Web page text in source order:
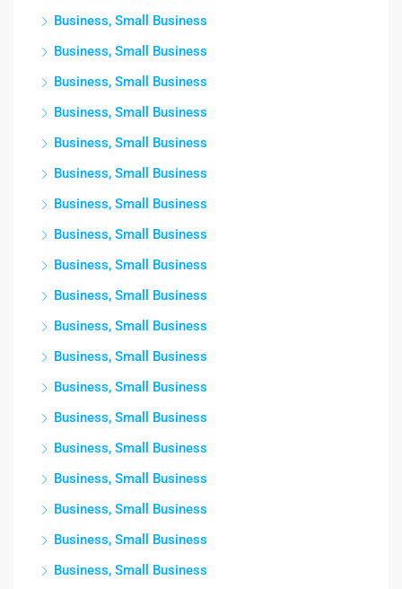
Business, Small Business
Business, Small Business
Business, Small Business
Business, Small Business
Business, Small Business
Business, Small Business
Business, Small Business
Business, Small Business
Business, Small Business
Business, Small Business
Business, Small Business
Business, Small Business
Business, Small Business
Business, Small Business
Business, Small Business
Business, Small Business
Business, Small Business
Business, Small Business
Business, Small Business